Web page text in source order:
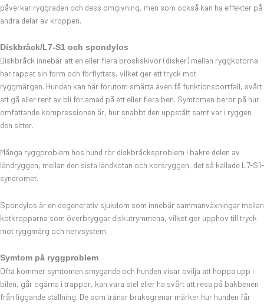
påverkar ryggraden och dess omgivning, men som också kan ha effekter på
andra delar av kroppen.
Diskbråck/L7-S1 och spondylos
Diskbråck innebär att en eller flera broskskivor (disker) mellan ryggkotorna
har tappat sin form och förflyttats, vilket ger ett tryck mot
ryggmärgen. Hunden kan här förutom smärta även få funktionsbortfall, svårt
att gå eller rent av bli förlamad på ett eller flera ben. Symtomen beror på hur
omfattande kompressionen är, hur snabbt den uppstått samt var i ryggen
den sitter.
Många ryggproblem hos hund rör diskbråcksproblem i bakre delen av
ländryggen, mellan den sista ländkotan och korsryggen, det så kallade L7-S1-
syndromet.
Spondylos är en degenerativ sjukdom som innebär sammanväxningar mellan
kotkropparna som överbryggar diskutrymmena, vilket ger upphov till tryck
mot ryggmärg och nervsystem.
Symtom på ryggproblem
Ofta kommer symtomen smygande och hunden visar ovilja att hoppa upp i
bilen, går ogärna i trappor, kan vara stel eller ha svårt att resa på bakbenen
från liggande ställning. De som tränar bruksgrenar märker hur hunden får